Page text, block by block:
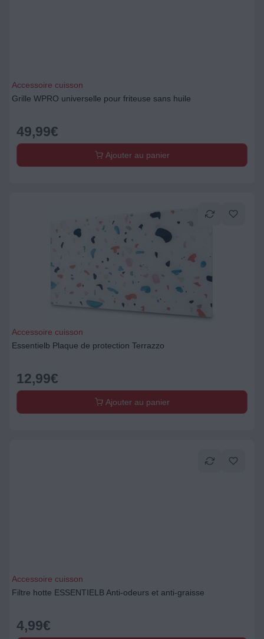
Accessoire cuisson
Grille WPRO universelle pour friteuse sans huile
49,99€
Ajouter au panier
Accessoire cuisson
Essentielb Plaque de protection Terrazzo
12,99€
Ajouter au panier
Accessoire cuisson
Filtre hotte ESSENTIELB Anti-odeurs et anti-graisse
4,99€